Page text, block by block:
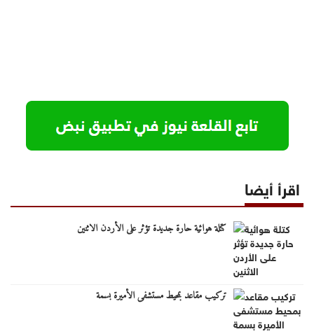
اقرأ أيضا
كتلة هوائية حارة جديدة تؤثر على الأردن الاثنين
تركيب مقاعد بمحيط مستشفى الأميرة بسمة